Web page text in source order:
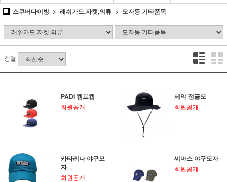
스쿠버다이빙 래쉬가드,자켓,의류 모자등 기타품목
정렬
PADI 캠프캡
회원공개
세악 정글모
회원공개
카타리나 야구모
자
회원공개
씨마스 야구모자
회원공개